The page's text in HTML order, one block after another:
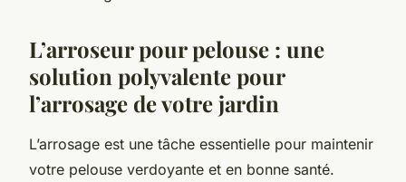
L’arroseur pour pelouse : une
solution polyvalente pour
l’arrosage de votre jardin
L’arrosage est une tâche essentielle pour maintenir
votre pelouse verdoyante et en bonne santé.